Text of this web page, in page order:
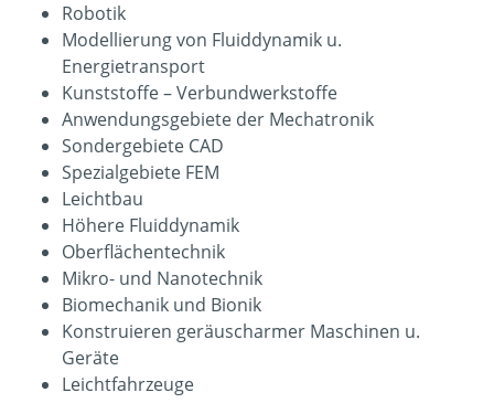
Robotik
Modellierung von Fluiddynamik u.
Energietransport
Kunststoffe – Verbundwerkstoffe
Anwendungsgebiete der Mechatronik
Sondergebiete CAD
Spezialgebiete FEM
Leichtbau
Höhere Fluiddynamik
Oberflächentechnik
Mikro- und Nanotechnik
Biomechanik und Bionik
Konstruieren geräuscharmer Maschinen u.
Geräte
Leichtfahrzeuge